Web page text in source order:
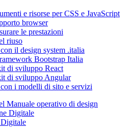
e risorse per CSS e JavaScript
browser
le prestazioni
riuso
il design system .italia
Bootstrap Italia
di sviluppo React
di sviluppo Angular
i modelli di sito e servizi
Manuale operativo di design